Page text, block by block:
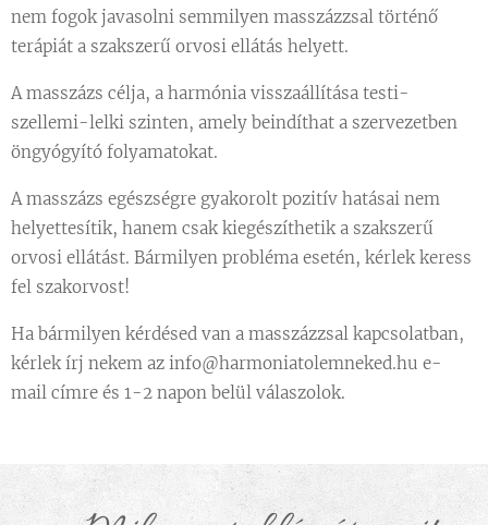
nem fogok javasolni semmilyen masszázzsal történő
terápiát a szakszerű orvosi ellátás helyett.
A masszázs célja, a harmónia visszaállítása testi-
szellemi-lelki szinten, amely beindíthat a szervezetben
öngyógyító folyamatokat.
A masszázs egészségre gyakorolt pozitív hatásai nem
helyettesítik, hanem csak kiegészíthetik a szakszerű
orvosi ellátást. Bármilyen probléma esetén, kérlek keress
fel szakorvost!
Ha bármilyen kérdésed van a masszázzsal kapcsolatban,
kérlek írj nekem az info@harmoniatolemneked.hu e-
mail címre és 1-2 napon belül válaszolok.